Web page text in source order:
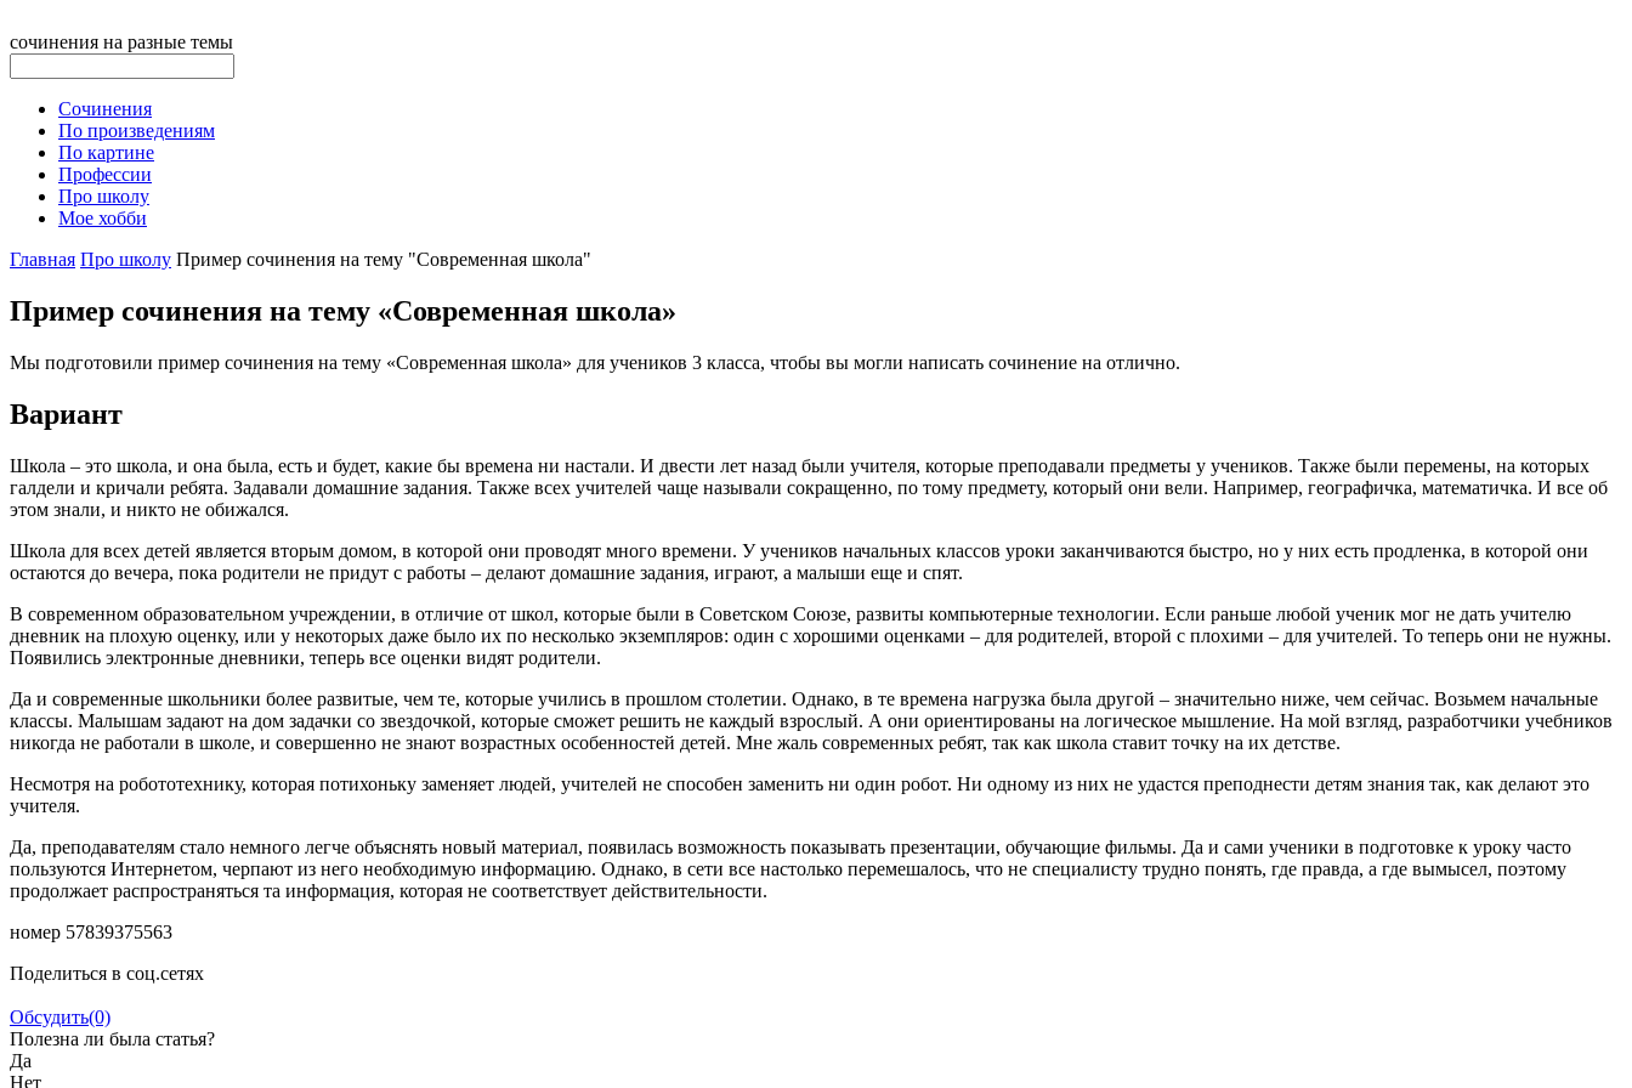
сочинения на разные темы
Сочинения
По произведениям
По картине
Профессии
Про школу
Мое хобби
Главная Про школу Пример сочинения на тему "Современная школа"
Пример сочинения на тему «Современная школа»
Мы подготовили пример сочинения на тему «Современная школа» для учеников 3 класса, чтобы вы могли написать сочинение на отлично.
Вариант
Школа – это школа, и она была, есть и будет, какие бы времена ни настали. И двести лет назад были учителя, которые преподавали предметы у учеников. Также были перемены, на которых
галдели и кричали ребята. Задавали домашние задания. Также всех учителей чаще называли сокращенно, по тому предмету, который они вели. Например, географичка, математичка. И все об
этом знали, и никто не обижался.
Школа для всех детей является вторым домом, в которой они проводят много времени. У учеников начальных классов уроки заканчиваются быстро, но у них есть продленка, в которой они
остаются до вечера, пока родители не придут с работы – делают домашние задания, играют, а малыши еще и спят.
В современном образовательном учреждении, в отличие от школ, которые были в Советском Союзе, развиты компьютерные технологии. Если раньше любой ученик мог не дать учителю
дневник на плохую оценку, или у некоторых даже было их по несколько экземпляров: один с хорошими оценками – для родителей, второй с плохими – для учителей. То теперь они не нужны.
Появились электронные дневники, теперь все оценки видят родители.
Да и современные школьники более развитые, чем те, которые учились в прошлом столетии. Однако, в те времена нагрузка была другой – значительно ниже, чем сейчас. Возьмем начальные
классы. Малышам задают на дом задачки со звездочкой, которые сможет решить не каждый взрослый. А они ориентированы на логическое мышление. На мой взгляд, разработчики учебников
никогда не работали в школе, и совершенно не знают возрастных особенностей детей. Мне жаль современных ребят, так как школа ставит точку на их детстве.
Несмотря на робототехнику, которая потихоньку заменяет людей, учителей не способен заменить ни один робот. Ни одному из них не удастся преподнести детям знания так, как делают это
учителя.
Да, преподавателям стало немного легче объяснять новый материал, появилась возможность показывать презентации, обучающие фильмы. Да и сами ученики в подготовке к уроку часто
пользуются Интернетом, черпают из него необходимую информацию. Однако, в сети все настолько перемешалось, что не специалисту трудно понять, где правда, а где вымысел, поэтому
продолжает распространяться та информация, которая не соответствует действительности.
номер 57839375563
Поделиться в соц.сетях
Обсудить(0)
Полезна ли была статья?
Да
Нет